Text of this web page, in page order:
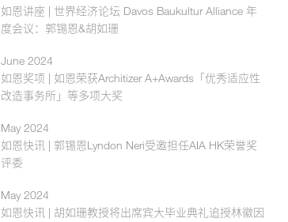
如恩讲座 | 世界经济论坛 Davos Baukultur Alliance 年
度会议：郭锡恩&胡如珊
June 2024
如恩奖项 | 如恩荣获Architizer A+Awards「优秀适应性
改造事务所」等多项大奖
May 2024
如恩快讯 | 郭锡恩Lyndon Neri受邀担任AIA HK荣誉奖
评委
May 2024
如恩快讯 | 胡如珊教授将出席宾大毕业典礼追授林徽因